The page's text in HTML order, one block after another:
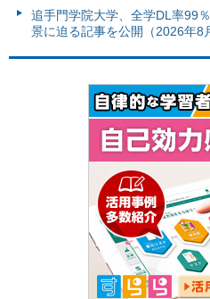
追手門学院大学、全学DL率99
景に迫る記事を公開（2026年8